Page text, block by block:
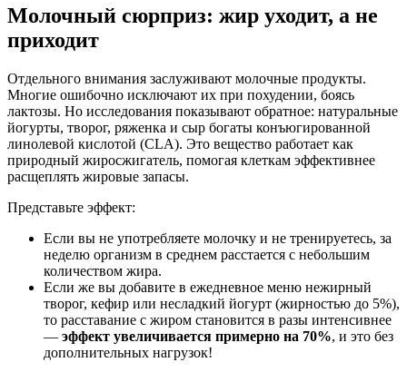
Молочный сюрприз: жир уходит, а не
приходит
Отдельного внимания заслуживают молочные продукты.
Многие ошибочно исключают их при похудении, боясь
лактозы. Но исследования показывают обратное: натуральные
йогурты, творог, ряженка и сыр богаты конъюгированной
линолевой кислотой (CLA). Это вещество работает как
природный жиросжигатель, помогая клеткам эффективнее
расщеплять жировые запасы.
Представьте эффект:
Если вы не употребляете молочку и не тренируетесь, за
неделю организм в среднем расстается с небольшим
количеством жира.
Если же вы добавите в ежедневное меню нежирный
творог, кефир или несладкий йогурт (жирностью до 5%),
то расставание с жиром становится в разы интенсивнее
— эффект увеличивается примерно на 70%, и это без
дополнительных нагрузок!